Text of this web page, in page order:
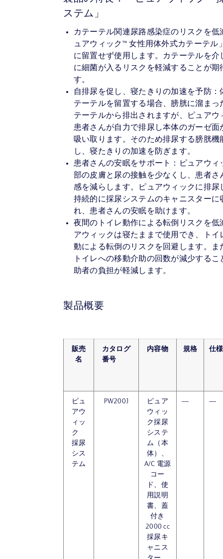
ステム」
カテーテル関連尿路感染症のリスクを低
ュアウィック™ 女性用体外式カテーテル
に留置せず使用します。カテーテルを介
に細菌が入るリスクを軽減することが期
す。
自排尿を促し、寝たきりの加速を予防：
テーテルを留置する場合、膀胱に溜まっ
テーテルから排出されますが、ピュアウ
患者さんが自力で排尿し本体のガーゼ面
吸い取ります。そのため排尿する膀胱機
し、寝たきりの加速を防ぎます。
患者さんの安眠をサポート：ピュアウィ
部の皮膚と尿の接触を少なくし、患者さ
感を減らします。ピュアウィックに排尿
持続的に採尿システムのキャニスターに
れ、患者さんの安眠を助けます。
夜間のトイレ動作による転倒リスクを低
アウィックは寝たままで使用でき、トイ
動による転倒のリスクを回避します。ま
トイレへの移動介助の回数が減少するこ
助者の負担が軽減します。
製品概要
販売
名
カタログ
番号
内容物 規格 仕様
ピュ
アウ
ィッ
ク
採尿
シス
テム
PW200J
ピュア
ウィッ
ク採尿
システ
ム（本
体）、
A/C 電源
コー
ド、使
用説明
書、蓋
付き
2000 cc
採尿キ
ャニス
— —